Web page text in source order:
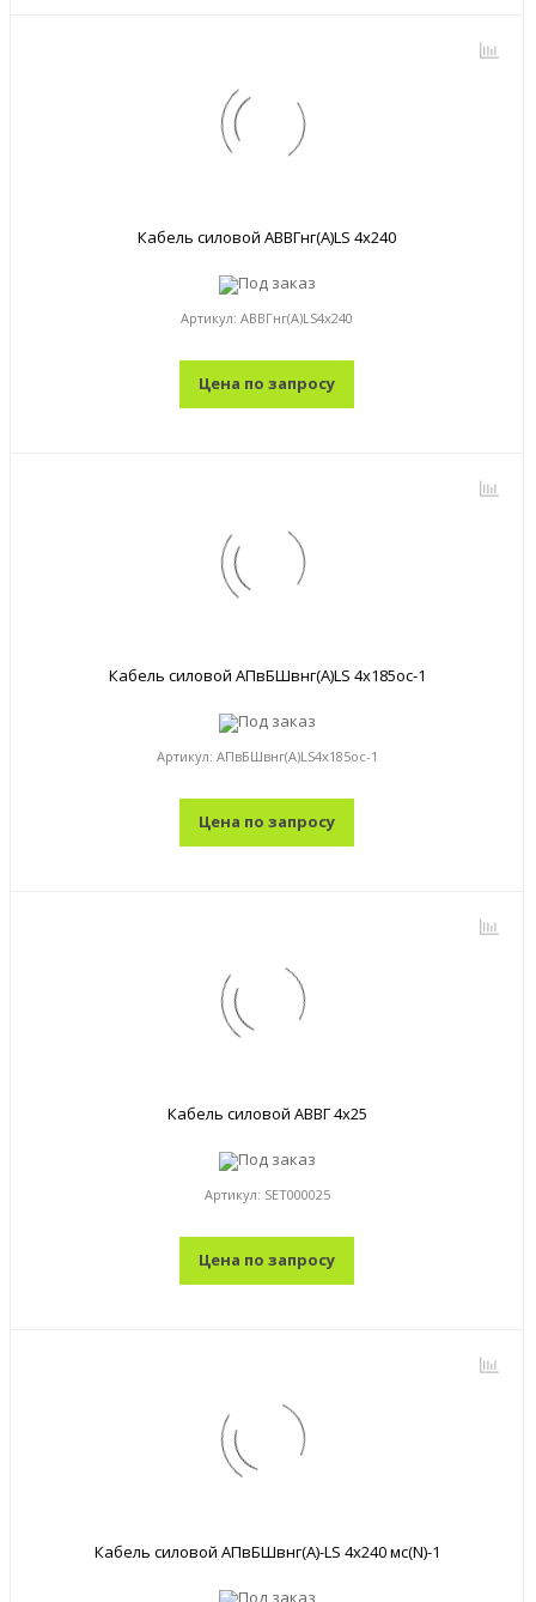
Кабель силовой АВВГнг(А)LS 4x240
Под заказ
Артикул: АВВГнг(А)LS4x240
Цена по запросу
Кабель силовой АПвБШвнг(А)LS 4x185ос-1
Под заказ
Артикул: АПвБШвнг(А)LS4x185ос-1
Цена по запросу
Кабель силовой АВВГ 4x25
Под заказ
Артикул: SET000025
Цена по запросу
Кабель силовой АПвБШвнг(A)-LS 4x240 мс(N)-1
Под заказ